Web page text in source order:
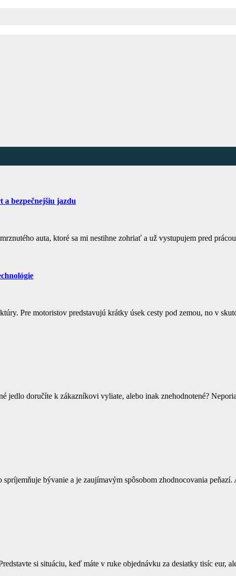
bezpečnejšiu jazdu
auta, ktoré sa mi nestihne zohriať a už vystupujem pred
Pre motoristov predstavujú krátky úsek cesty pod zemou, no v
jedlo doručíte k zákazníkovi vyliate, alebo inak znehodnotené?
bývanie a je zaujímavým spôsobom zhodnocovania
si situáciu, keď máte v ruke objednávku za desiatky tisíc eur,